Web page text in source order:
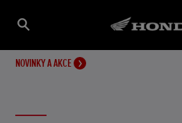
NOVINKY A AKCE